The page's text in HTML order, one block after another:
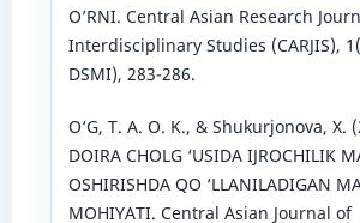
O’RNI. Central Asian Research
Interdisciplinary Studies (CARJIS),
DSMI), 283-286.
O‘G, T. A. O. K., & Shukurjonova, X.
DOIRA CHOLG ‘USIDA IJROCHILIK
OSHIRISHDA QO ‘LLANILADIGAN
MOHIYATI. Central Asian Journal of